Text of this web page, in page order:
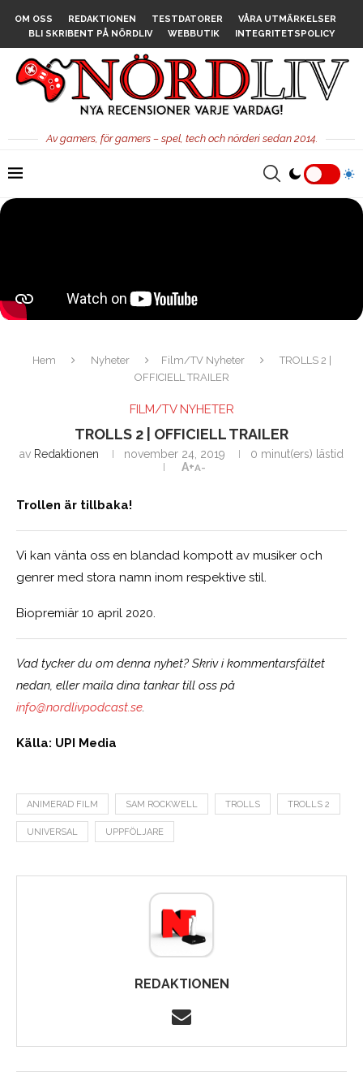
OM OSS REDAKTIONEN TESTDATORER
VÅRA UTMÄRKELSER
BLI SKRIBENT PÅ NÖRDLIV
WEBBUTIK INTEGRITETSPOLICY
Av gamers, för gamers – spel, tech och nörderi sedan 2014.
Hem Nyheter Film/TV Nyheter
TROLLS 2 |
OFFICIELL TRAILER
FILM/TV NYHETER
TROLLS 2 | OFFICIELL TRAILER
av Redaktionen november 24, 2019
0 minut(ers) lästid
A+A-
Trollen är tillbaka!
Vi kan vänta oss en blandad kompott av musiker och
genrer med stora namn inom respektive stil.
Biopremiär 10 april 2020.
Vad tycker du om denna nyhet? Skriv i kommentarsfältet
nedan, eller maila dina tankar till oss på
info@nordlivpodcast.se.
Källa: UPI Media
ANIMERAD FILM SAM ROCKWELL TROLLS TROLLS 2
UNIVERSAL UPPFÖLJARE
REDAKTIONEN